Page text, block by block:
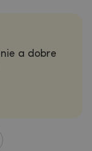
a dobre